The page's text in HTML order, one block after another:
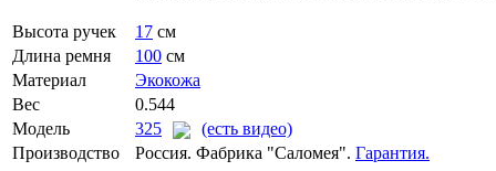
Высота ручек 17 см
Длина ремня
100 см
Материал
Экокожа
Вес
0.544
Модель
325
(есть видео)
Производство
Россия. Фабрика "Саломея". Гарантия.